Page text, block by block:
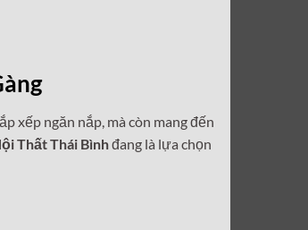
xếp ngăn nắp, mà còn mang đến
Thất Thái Bìnhđang là lựa chọn